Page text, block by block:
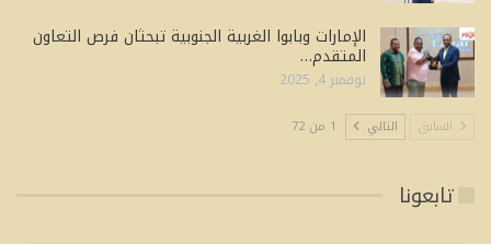
الإمارات وبابوا الغربية الجنوبية تبحثان فرص التعاون
المتقدم…
نوفمبر 4, 2025
السابق التالي 1 من 72
تابعونا